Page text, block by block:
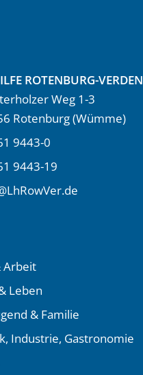
ROTENBURG-VERDEN
Weg 1-3
Rotenburg (Wümme)
9443-0
9443-19
Arbeit
Leben
& Familie
Industrie, Gastronomie